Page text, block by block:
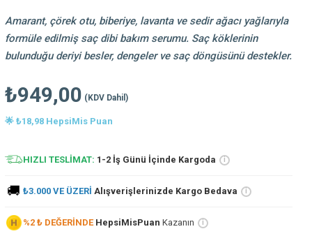
Amarant, çörek otu, biberiye, lavanta ve sedir ağacı yağlarıyla
formüle edilmiş saç dibi bakım serumu. Saç köklerinin
bulunduğu deriyi besler, dengeler ve saç döngüsünü destekler.
₺949,00 (KDV Dahil)
🌟 ₺18,98 HepsiMis Puan
HIZLI TESLİMAT: 1-2 İş Günü İçinde Kargoda i
🚚 ₺3.000 VE ÜZERİ Alışverişlerinizde Kargo Bedava i
%2 ₺ DEĞERİNDE HepsiMisPuan Kazanın i